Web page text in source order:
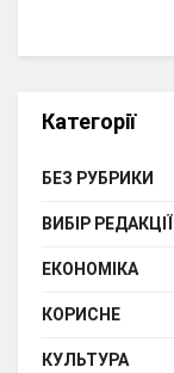
Категорії
БЕЗ РУБРИКИ
ВИБІР РЕДАКЦІЇ
ЕКОНОМІКА
КОРИСНЕ
КУЛЬТУРА